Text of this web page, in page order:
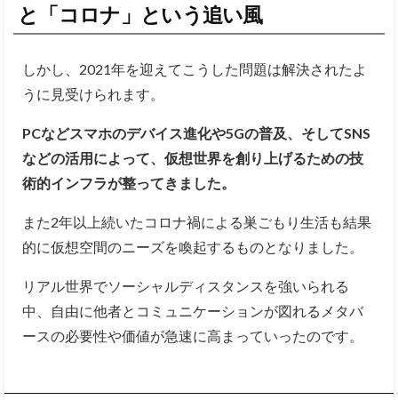
と「コロナ」という追い風
しかし、2021年を迎えてこうした問題は解決されたよ
うに見受けられます。
PCなどスマホのデバイス進化や5Gの普及、そしてSNS
などの活用によって、仮想世界を創り上げるための技
術的インフラが整ってきました。
また2年以上続いたコロナ禍による巣ごもり生活も結果
的に仮想空間のニーズを喚起するものとなりました。
リアル世界でソーシャルディスタンスを強いられる
中、自由に他者とコミュニケーションが図れるメタバ
ースの必要性や価値が急速に高まっていったのです。